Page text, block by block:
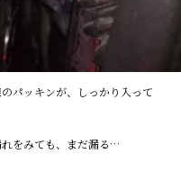
パッキンが、しっかり入って
をみても、まだ漏る…